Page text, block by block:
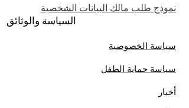
نموذج طلب مالك البيانات الشخصية
السياسة والوثائق
سياسة الخصوصية
سياسة حماية الطفل
أخبار